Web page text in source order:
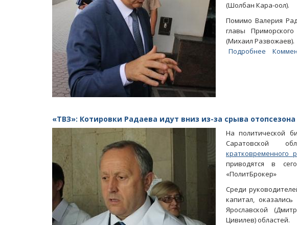
(Шолбан Кара-оол).
Помимо Валерия
главы
(Михаил Развожаев).
Подробнее
Лизы
и
региона
«ТВЗ»: Котировки Радаева идут вниз из-за срыва
На политической
Саратовской
кратковременного
приводятся в
«ПолитБрокер»
Среди
капитал,
Ярославской
Цивилев) областей.
в помойку
Саратовцы скорбят о погибшей от рук убийцы
Лизе Киселевой